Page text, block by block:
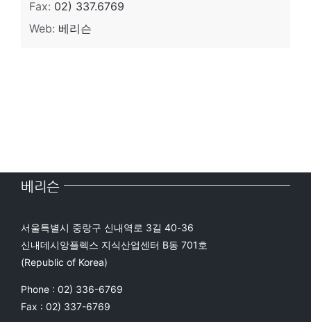
Fax: 02) 337.6769
Web: 베리슨
베리슨
서울특별시 중랑구 신내역로 3길 40-36
신내데시앙플렉스 지식산업센터 B동 701호
(Republic of Korea)
Phone : 02) 336-6769
Fax : 02) 337-6769